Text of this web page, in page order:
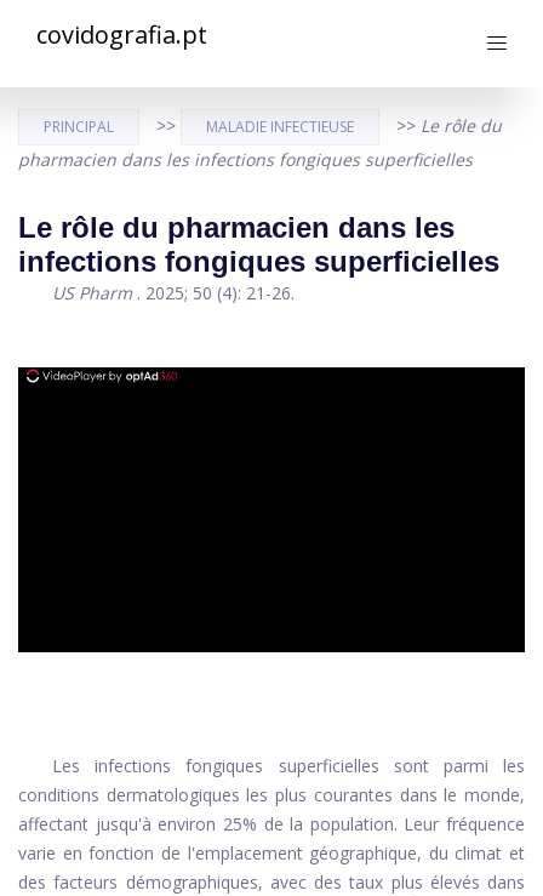
covidografia.pt
PRINCIPAL >> MALADIE INFECTIEUSE >> Le rôle du
pharmacien dans les infections fongiques superficielles
Le rôle du pharmacien dans les
infections fongiques superficielles
US Pharm . 2025; 50 (4): 21-26.
Les infections fongiques superficielles sont parmi les
conditions dermatologiques les plus courantes dans le monde,
affectant jusqu'à environ 25% de la population. Leur fréquence
varie en fonction de l'emplacement géographique, du climat et
des facteurs démographiques, avec des taux plus élevés dans